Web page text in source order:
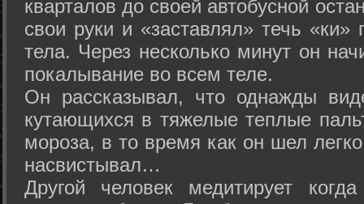
кварталов до своей автобусной
свои руки и «заставлял» течь «ки»
тела. Через несколько минут он
покалывание во всем теле.
Он рассказывал, что однажды
кутающихся в тяжелые теплые
мороза, в то время как он шел
насвистывал…
Другой человек медитирует